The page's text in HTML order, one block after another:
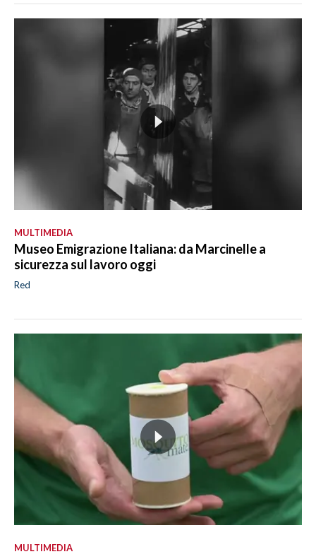
MULTIMEDIA
Museo Emigrazione Italiana: da Marcinelle a
sicurezza sul lavoro oggi
Red
MULTIMEDIA